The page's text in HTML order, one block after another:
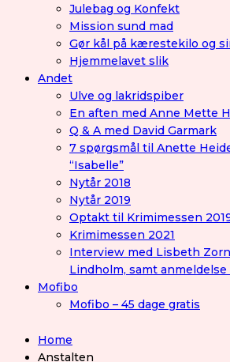
Julebag og Konfekt
Mission sund mad
Gør kål på kærestekilo og
Hjemmelavet slik
Andet
Ulve og lakridspiber
En aften med Anne Mette
Q & A med David Garmark
7 spørgsmål til Anette
“Isabelle”
Nytår 2018
Nytår 2019
Optakt til Krimimessen
Krimimessen 2021
Interview med Lisbeth
Lindholm, samt
Mofibo
Mofibo – 45 dage gratis
Home
Anstalten